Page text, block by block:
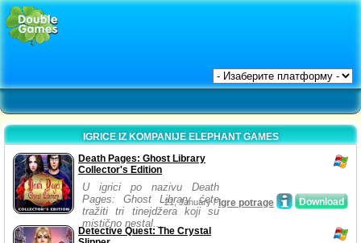
IGRICE IZ KOMPANIJE ELEPHANT GAMES
Death Pages: Ghost Library
Collector's Edition
U igrici po nazivu Death
Pages: Ghost Library ćete
tražiti tri tinejdžera koji su
mistično nestal...
Download
21, January /Igre potrage
Detective Quest: The Crystal